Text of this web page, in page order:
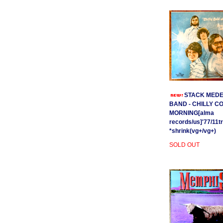
STACK
BAND - CHILLY
MORNING[alma
records/us]'77/
*shrink(vg+/vg+)
SOLD OUT